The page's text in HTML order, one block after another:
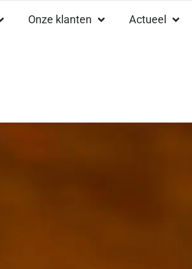
Onze klanten Actueel